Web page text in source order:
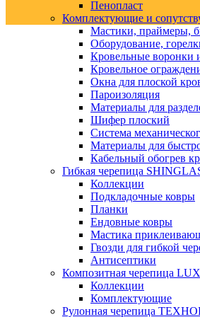
Пенопласт
Комплектующие и
Мастики, праймеры,
Оборудование,
Кровельные воронки
Кровельное
Окна для плоской
Пароизоляция
Материалы для
Шифер плоский
Система
Материалы для
Кабельный обогрев
Гибкая черепица
Коллекции
Подкладочные ковры
Планки
Ендовные ковры
Мастика
Гвозди для гибкой
Антисептики
Композитная черепица
Коллекции
Комплектующие
Рулонная черепица